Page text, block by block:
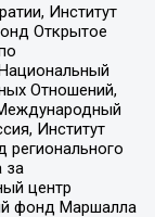
Институт
Открытое
Отношений,
Международный
Институт
за
центр
фонд Маршалла